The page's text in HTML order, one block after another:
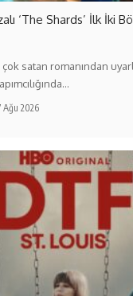
‘The Shards’ İlk İki
çok satan romanından
Ağu 2026